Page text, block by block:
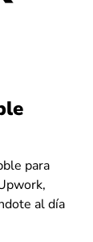
para
al día